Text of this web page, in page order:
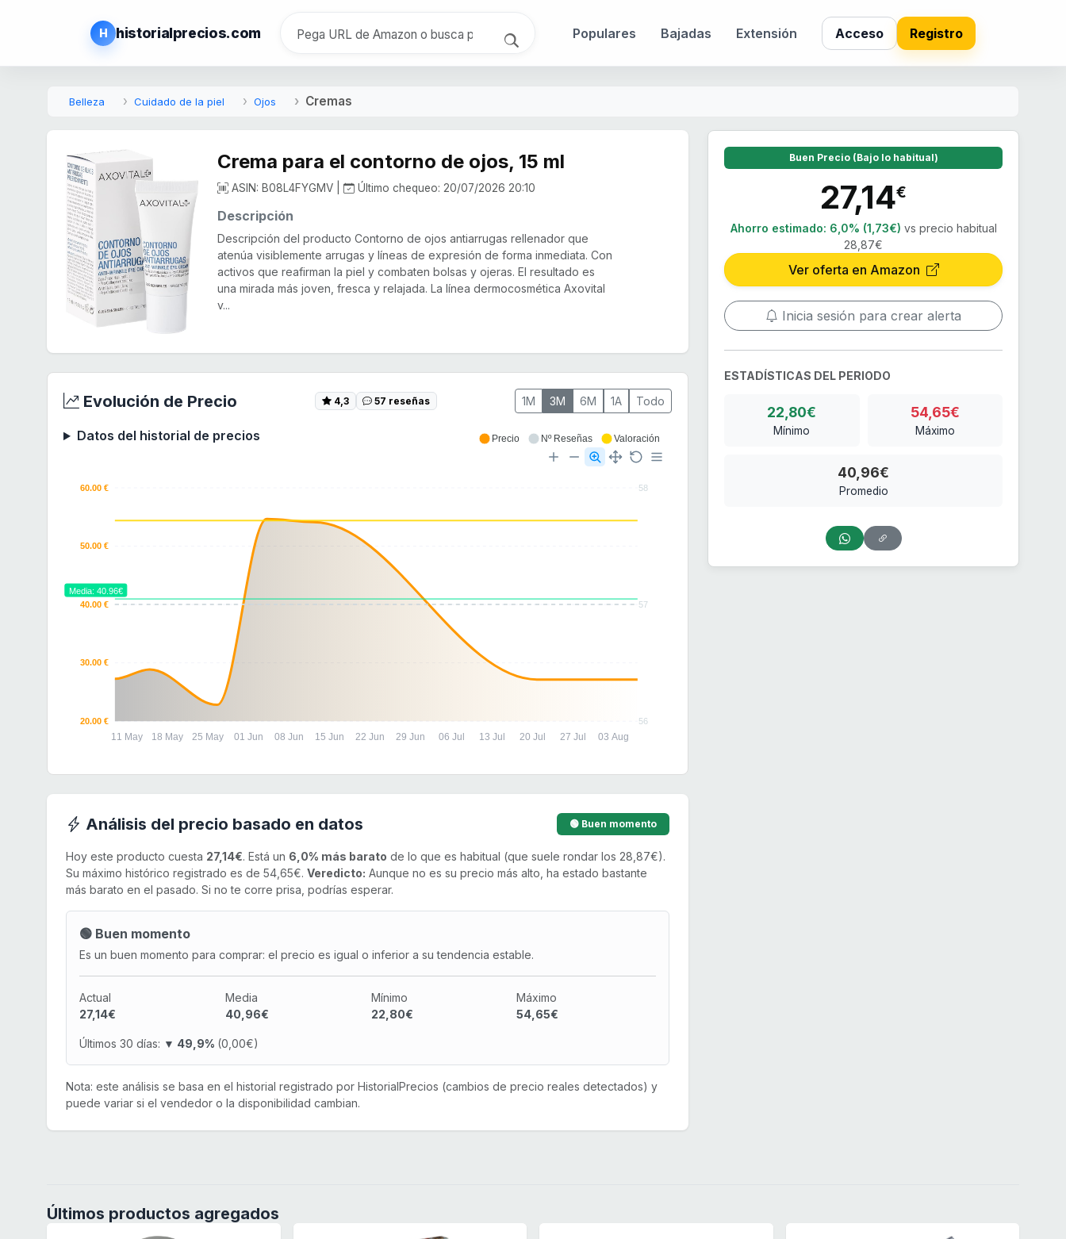
H historialprecios.com Populares Bajadas Extensión Acceso Registro
Belleza Cuidado de la piel Ojos Cremas
Crema para el contorno de ojos, 15 ml
ASIN: B08L4FYGMV | Último chequeo: 20/07/2026 20:10
Descripción
Descripción del producto Contorno de ojos antiarrugas rellenador que
atenúa visiblemente arrugas y líneas de expresión de forma inmediata. Con
activos que reafirman la piel y combaten bolsas y ojeras. El resultado es
una mirada más joven, fresca y relajada. La línea dermocosmética Axovital
v...
Evolución de Precio 4,3 57 reseñas 1M 3M 6M 1A Todo
Datos del historial de precios
58
57
56
60.00 €
50.00 €
40.00 €
30.00 €
20.00 €
11 May 18 May 25 May 01 Jun 08 Jun 15 Jun 22 Jun 29 Jun 06 Jul 13 Jul 20 Jul 27 Jul 03 Aug
Media: 40.96€
Precio Nº Reseñas Valoración
Análisis del precio basado en datos 🟢 Buen momento
Hoy este producto cuesta 27,14€. Está un 6,0% más barato de lo que es habitual (que suele rondar los 28,87€).
Su máximo histórico registrado es de 54,65€. Veredicto: Aunque no es su precio más alto, ha estado bastante
más barato en el pasado. Si no te corre prisa, podrías esperar.
🟢 Buen momento
Es un buen momento para comprar: el precio es igual o inferior a su tendencia estable.
Actual
27,14€
Media
40,96€
Mínimo
22,80€
Máximo
54,65€
Últimos 30 días: ▼ 49,9% (0,00€)
Nota: este análisis se basa en el historial registrado por HistorialPrecios (cambios de precio reales detectados) y
puede variar si el vendedor o la disponibilidad cambian.
Buen Precio (Bajo lo habitual)
27,14€
Ahorro estimado: 6,0% (1,73€) vs precio habitual
28,87€
Ver oferta en Amazon
Inicia sesión para crear alerta
ESTADÍSTICAS DEL PERIODO
22,80€
Mínimo
54,65€
Máximo
40,96€
Promedio
Últimos productos agregados